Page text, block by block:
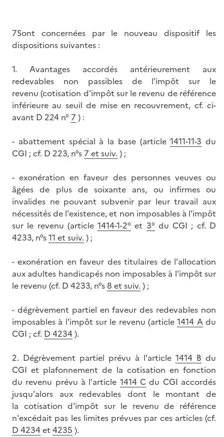
7Sont concernées par le nouveau dispositif les
dispositions suivantes :
1. Avantages accordés antérieurement aux
redevables non passibles de l'impôt sur le
revenu (cotisation d'impôt sur le revenu de référence
inférieure au seuil de mise en recouvrement, cf. ci-
avant D 224 n° 7 ) :
- abattement spécial à la base (article1411-11-3 du
CGI ; cf. D 223, n°s 7 et suiv. ) ;
- exonération en faveur des personnes veuves ou
âgées de plus de soixante ans, ou infirmes ou
invalides ne pouvant subvenir par leur travail aux
nécessités de l'existence, et non imposables à l'impôt
sur le revenu (article1414-1-2° et 3° du CGI ; cf. D
4233, n°s11 et suiv. ) ;
- exonération en faveur des titulaires de l'allocation
aux adultes handicapés non imposables à l'impôt sur
le revenu (cf. D 4233, n°s8 et suiv. ) ;
- dégrèvement partiel en faveur des redevables non
imposables à l'impôt sur le revenu (article1414 Adu
CGI ; cf. D 4234 ).
2. Dégrèvement partiel prévu à l'article 1414 B du
CGI et plafonnement de la cotisation en fonction
du revenu prévu à l'article 1414 C du CGI accordés
jusqu'alors aux redevables dont le montant de
la cotisation d'impôt sur le revenu de référence
n'excédait pas les limites prévues par ces articles (cf.
D 4234 et 4235 ).